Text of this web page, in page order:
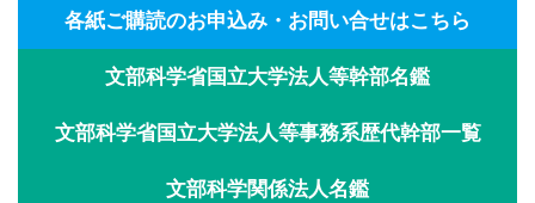
各紙ご購読のお申込み・お問い合せはこちら
文部科学省国立大学法人等幹部名鑑
文部科学省国立大学法人等事務系歴代幹部一覧
文部科学関係法人名鑑